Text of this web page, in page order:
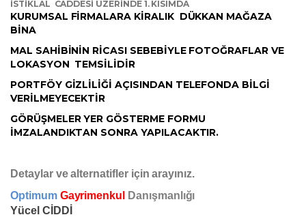
İSTİKLAL CADDESİ ÜZERİNDE 1. KISIMDA
KURUMSAL FİRMALARA KİRALIK DÜKKAN MAĞAZA
BİNA
MAL SAHİBİNİN RİCASI SEBEBİYLE FOTOĞRAFLAR VE
LOKASYON TEMSİLİDİR
PORTFÖY GİZLİLİĞİ AÇISINDAN TELEFONDA BİLGİ
VERİLMEYECEKTİR
GÖRÜŞMELER YER GÖSTERME FORMU
İMZALANDIKTAN SONRA YAPILACAKTIR.
Detaylar ve alternatifler için arayınız.
Optimum Gayrimenkul
Danışmanlığı
Yücel CİDDİ